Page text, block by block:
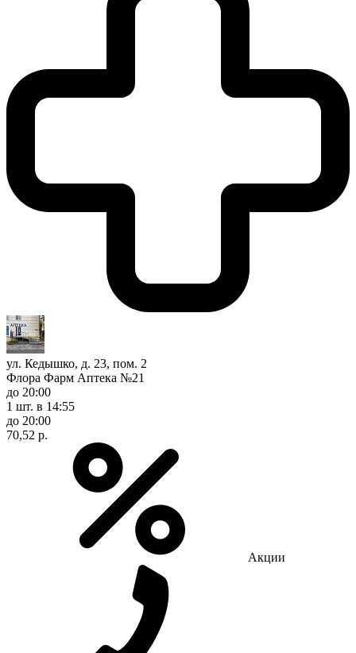
ул. Кедышко, д. 23, пом. 2
Флора Фарм Аптека №21
до 20:00
1 шт. в 14:55
до 20:00
70,52 р.
Акции